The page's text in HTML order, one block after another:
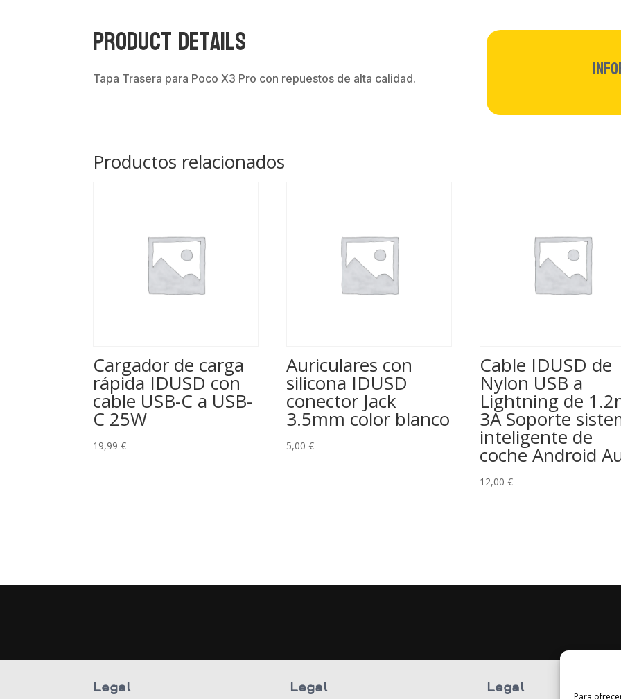
Para
Product Details
Tapa Trasera para Poco X3 Pro con repuestos de alta calidad.
Productos relacionados
Cargador de carga
rápida IDUSD con
cable USB-C a USB-
C 25W
19,99€
Auriculares con
silicona IDUSD
conector Jack
3.5mm color blanco
5,00€
Cable IDUSD de
Nylon USB a
Lightning de
3A Soporte
inteligente de
coche Android
12,00€
Legal Legal Legal